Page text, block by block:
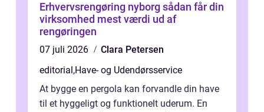
Erhvervsrengøring nyborg sådan får din
virksomhed mest værdi ud af
rengøringen
07 juli 2026
Clara Petersen
editorial ,Have- og Udendørsservice
At bygge en pergola kan forvandle din have
til et hyggeligt og funktionelt uderum. En